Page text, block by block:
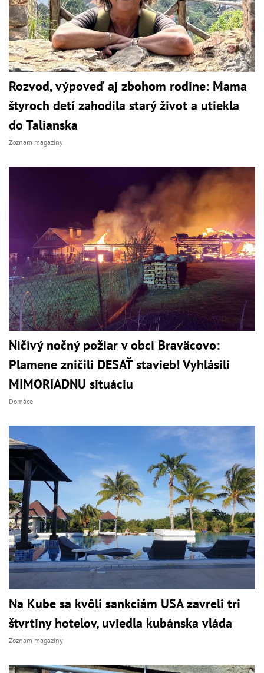
Rozvod, výpoveď aj zbohom rodine: Mama
štyroch detí zahodila starý život a utiekla
do Talianska
Zoznam magazíny
Ničivý nočný požiar v obci Braväcovo:
Plamene zničili DESAŤ stavieb! Vyhlásili
MIMORIADNU situáciu
Domáce
Na Kube sa kvôli sankciám USA zavreli tri
štvrtiny hotelov, uviedla kubánska vláda
Zoznam magazíny